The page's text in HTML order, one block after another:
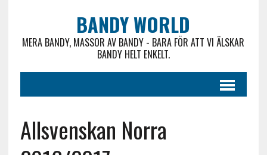
BANDY WORLD
MERA BANDY, MASSOR AV BANDY - BARA FÖR ATT VI ÄLSKAR
BANDY HELT ENKELT.
Allsvenskan Norra